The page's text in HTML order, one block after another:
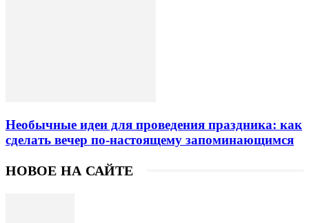
Необычные идеи для проведения праздника: как
сделать вечер по-настоящему запоминающимся
НОВОЕ НА САЙТЕ